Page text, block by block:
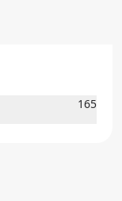
165